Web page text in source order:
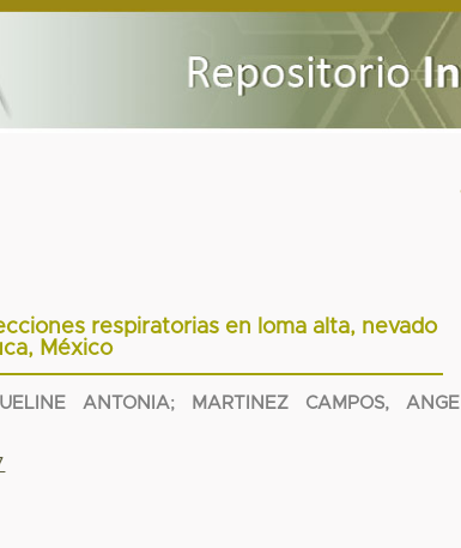
respiratorias en loma alta, nevado
México
ANTONIA;
MARTINEZ CAMPOS,